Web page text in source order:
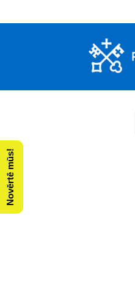
Novērtē mūs!